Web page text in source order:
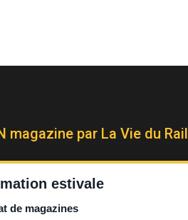
magazine par La Vie du Rail
le media kit
estivale
de magazines